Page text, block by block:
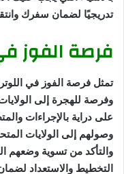
تدريجيًا لضمان سفرك
فرصة الفوز
تمثل فرصة الفوز في
وفرصة للهجرة إلى
على دراية بالإجراءات
وصولهم إلى الولايات
والتأكد من تسوية وضعهم
التخطيط والاستعداد